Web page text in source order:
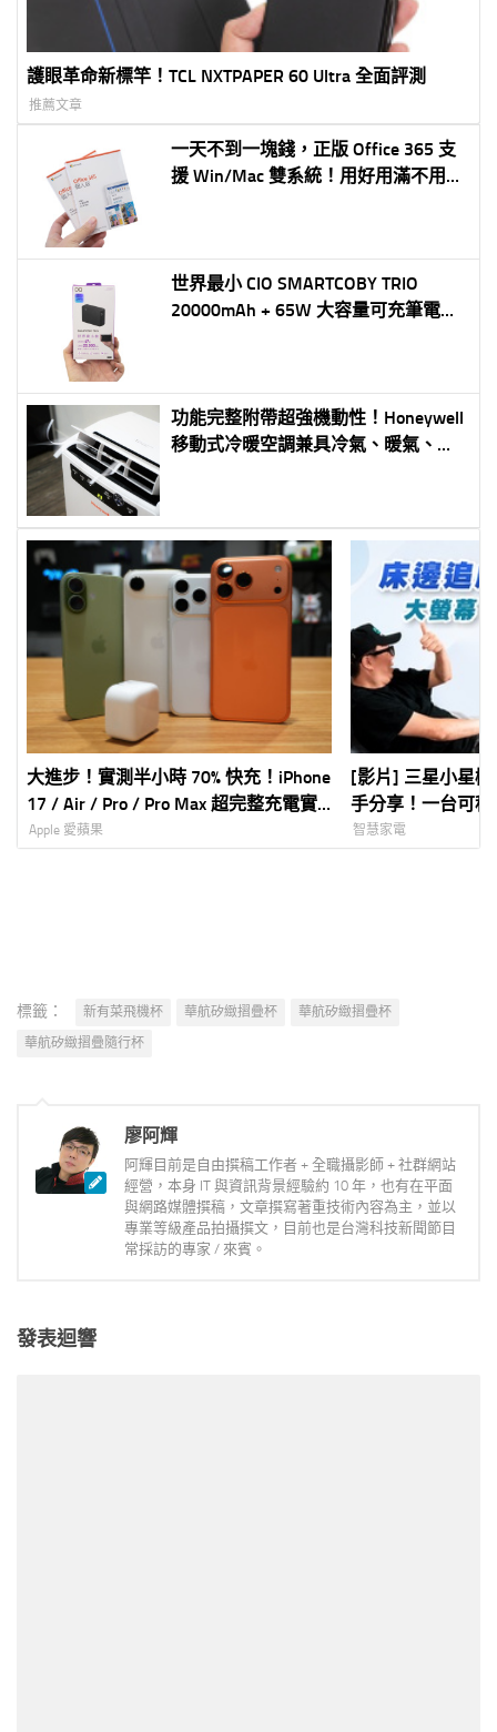
護眼革命新標竿！TCL NXTPAPER 60 Ultra 全面評測
推薦文章
一天不到一塊錢，正版 Office 365 支
援 Win/Mac 雙系統！用好用滿不用再
世界最小 CIO SMARTCOBY TRIO
20000mAh + 65W 大容量可充筆電行
功能完整附帶超強機動性！Honeywell
移動式冷暖空調兼具冷氣、暖氣、風
大進步！實測半小時 70% 快充！iPhone
17 / Air / Pro / Pro Max 超完整充電實
測！有線 + 無線 (蘋果新 40W 充電器
Apple 愛蘋果
[影片] 三星小星機
手分享！一台可
幕，電視、平板
智慧家電
標籤： 新有菜飛機杯 華航矽緻摺疊杯
華航矽緻摺疊杯
華航矽緻摺疊隨行杯
廖阿輝
阿輝目前是自由撰稿工作者 + 全職攝影師 + 社群網站
經營，本身 IT 與資訊背景經驗約 10 年，也有在平面
與網路媒體撰稿，文章撰寫著重技術內容為主，並以
專業等級產品拍攝撰文，目前也是台灣科技新聞節目
常採訪的專家 / 來賓。
發表迴響